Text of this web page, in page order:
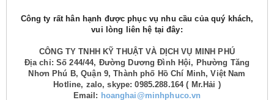
Công ty rất hân hạnh được phục vụ nhu cầu của quý khách,
vui lòng liên hệ tại đây:
CÔNG TY TNHH KỸ THUẬT VÀ DỊCH VỤ MINH PHÚ
Địa chỉ: Số 244/44, Đường Dương Đình Hội, Phường Tăng
Nhơn Phú B, Quận 9, Thành phố Hồ Chí Minh, Việt Nam
Hotline, zalo, skype: 0985.288.164 ( Mr.Hải )
Email: hoanghai@minhphuco.vn